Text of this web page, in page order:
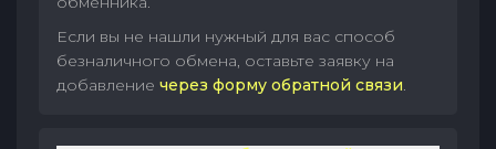
Если вы не нашли нужный для вас способ
безналичного обмена, оставьте заявку на
добавление через форму обратной связи.